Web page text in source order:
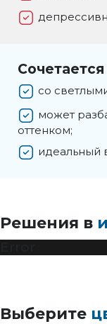
Сочетается
со
может
оттенком;
идеальный
Решения в
Выберите
Белый